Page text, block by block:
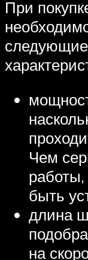
При
следующие
Чем
быть
длина
на